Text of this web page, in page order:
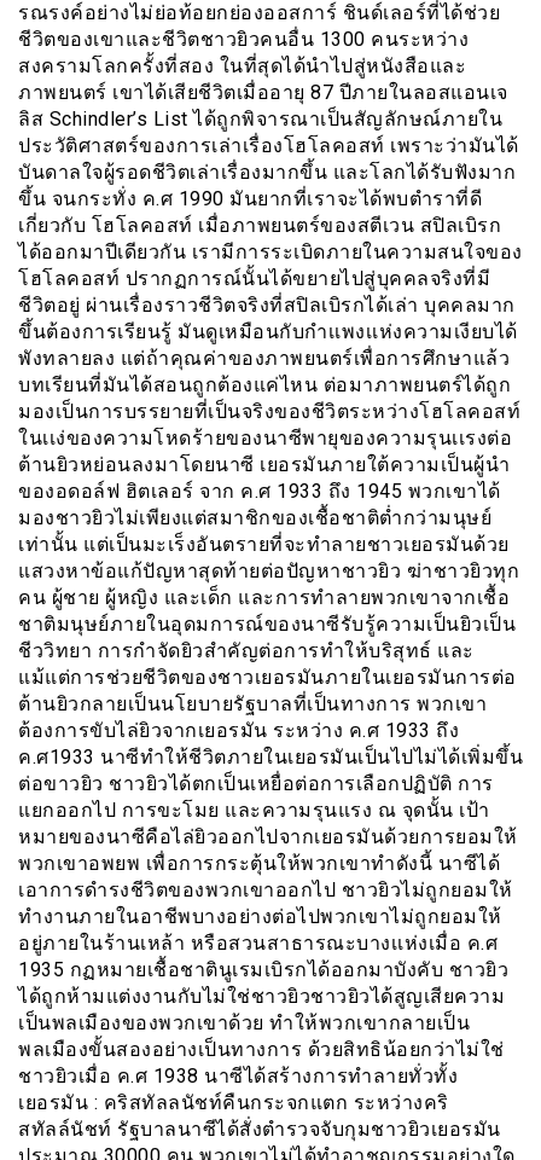
รณรงค์อย่างไม่ย่อท้อยกย่องออสการ์ ชินด์เลอร์ที่ได้ช่วย
ชีวิตของเขาและชีวิตชาวยิวคนอื่น 1300 คนระหว่าง
สงครามโลกครั้งที่สอง ในที่สุดได้นำไปสู่หนังสือและ
ภาพยนตร์ เขาได้เสียชีวิตเมื่ออายุ 87 ปีภายในลอสแอนเจ
ลิส Schindler’s List ได้ถูกพิจารณาเป็นสัญลักษณ์ภายใน
ประวัติศาสตร์ของการเล่าเรื่องโฮโลคอสท์ เพราะว่ามันได้
บันดาลใจผู้รอดชีวิตเล่าเรื่องมากขึ้น และโลกได้รับฟังมาก
ขึ้น จนกระทั่ง ค.ศ 1990 มันยากที่เราจะได้พบตำราที่ดี
เกี่ยวกับ โฮโลคอสท์ เมื่อภาพยนตร์ของสตีเวน สปิลเบิรก
ได้ออกมาปีเดียวกัน เรามีการระเบิดภายในความสนใจของ
โฮโลคอสท์ ปรากฏการณ์นั้นได้ขยายไปสู่บุคคลจริงที่มี
ชีวิตอยู่ ผ่านเรื่องราวชีวิตจริงที่สปิลเบิรกได้เล่า บุคคลมาก
ขึ้นต้องการเรียนรู้ มันดูเหมือนกับกำเเพงเเห่งความเงียบได้
พังทลายลง แต่ถ้าคุณค่าของภาพยนตร์เพื่อการศึกษาแล้ว
บทเรียนที่มันได้สอนถูกต้องแค่ไหน ต่อมาภาพยนตร์ได้ถูก
มองเป็นการบรรยายที่เป็นจริงของชีวิตระหว่างโฮโลคอสท์
ในเเง่ของความโหดร้ายของนาซีพายุของความรุนเเรงต่อ
ต้านยิวหย่อนลงมาโดยนาซี เยอรมันภายใต้ความเป็นผู้นำ
ของอดอล์ฟ ฮิตเลอร์ จาก ค.ศ 1933 ถึง 1945 พวกเขาได้
มองชาวยิวไม่เพียงแต่สมาชิกของเชื้อชาติต่ำกว่ามนุษย์
เท่านั้น แต่เป็นมะเร็งอันตรายที่จะทำลายชาวเยอรมันด้วย
แสวงหาข้อแก้ปัญหาสุดท้ายต่อปัญหาชาวยิว ฆ่าชาวยิวทุก
คน ผู้ชาย ผู้หญิง และเด็ก และการทำลายพวกเขาจากเชื้อ
ชาติมนุษย์ภายในอุดมการณ์ของนาซีรับรู้ความเป็นยิวเป็น
ชีววิทยา การกำจัดยิวสำคัญต่อการทำให้บริสุทธ์ และ
แม้แต่การช่วยชีวิตของชาวเยอรมันภายในเยอรมันการต่อ
ต้านยิวกลายเป็นนโยบายรัฐบาลที่เป็นทางการ พวกเขา
ต้องการขับไล่ยิวจากเยอรมัน ระหว่าง ค.ศ 1933 ถึง
ค.ศ1933 นาซีทำให้ชีวิตภายในเยอรมันเป็นไปไม่ได้เพิ่มขึ้น
ต่อขาวยิว ชาวยิวได้ตกเป็นเหยื่อต่อการเลือกปฏิบัติ การ
แยกออกไป การขะโมย และความรุนแรง ณ จุดนั้น เป้า
หมายของนาซีคือไล่ยิวออกไปจากเยอรมันด้วยการยอมให้
พวกเขาอพยพ เพื่อการกระตุ้นให้พวกเขาทำดังนี้ นาซีได้
เอาการดำรงชีวิตของพวกเขาออกไป ชาวยิวไม่ถูกยอมให้
ทำงานภายในอาชีพบางอย่างต่อไปพวกเขาไม่ถูกยอมให้
อยู่ภายในร้านเหล้า หรือสวนสาธารณะบางเเห่งเมื่อ ค.ศ
1935 กฏหมายเชื้อชาตินูเรมเบิรกได้ออกมาบังคับ ชาวยิว
ได้ถูกห้ามแต่งงานกับไม่ใช่ชาวยิวชาวยิวได้สูญเสียความ
เป็นพลเมืองของพวกเขาด้วย ทำให้พวกเขากลายเป็น
พลเมืองขั้นสองอย่างเป็นทางการ ด้วยสิทธิน้อยกว่าไม่ใช่
ชาวยิวเมื่อ ค.ศ 1938 นาซีได้สร้างการทำลายทั่วทั้ง
เยอรมัน : คริสทัลลนัชท์คืนกระจกแตก ระหว่างคริ
สทัลล์นัชท์ รัฐบาลนาซีได้สั่งตำรวจจับกุมชาวยิวเยอรมัน
ประมาณ 30000 คน พวกเขาไม่ได้ทำอาชญกรรมอย่างใด